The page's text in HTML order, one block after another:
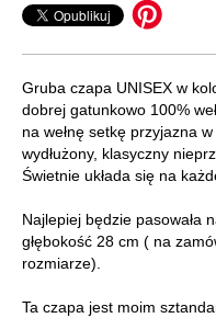
Gruba czapa UNISEX w
dobrej gatunkowo 100%
na wełnę setkę przyjazna
wydłużony, klasyczny
Świetnie układa się na
Najlepiej będzie pasowała
głębokość 28 cm ( na
rozmiarze).
Ta czapa jest moim